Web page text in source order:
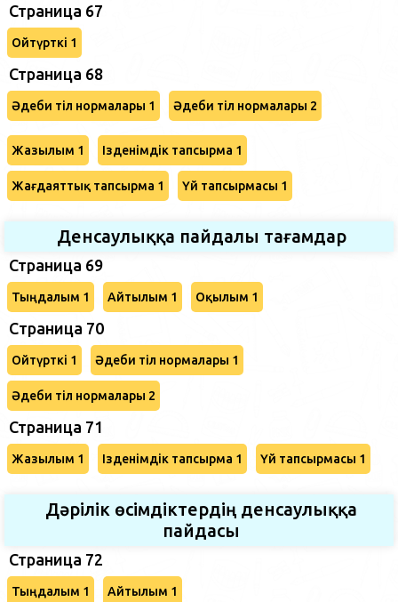
Страница 67
Ойтүрткі 1
Страница 68
Әдеби тіл нормалары 1 Әдеби тіл нормалары 2
Жазылым 1 Ізденімдік тапсырма 1
Жағдаяттық тапсырма 1 Үй тапсырмасы 1
Денсаулыққа пайдалы тағамдар
Страница 69
Тыңдалым 1 Айтылым 1 Оқылым 1
Cтраница 70
Ойтүрткі 1 Әдеби тіл нормалары 1
Әдеби тіл нормалары 2
Страница 71
Жазылым 1 Ізденімдік тапсырма 1 Үй тапсырмасы 1
Дәрілік өсімдіктердің денсаулыққа
пайдасы
Страница 72
Тыңдалым 1 Айтылым 1